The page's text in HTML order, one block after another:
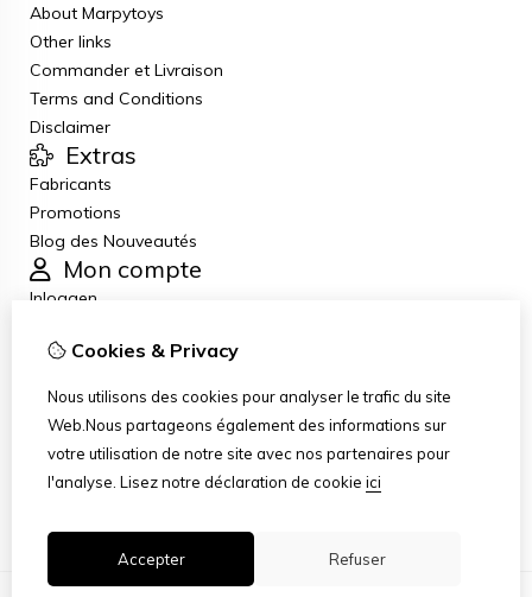
About Marpytoys
Other links
Commander et Livraison
Terms and Conditions
Disclaimer
Extras
Fabricants
Promotions
Blog des Nouveautés
Mon compte
Inloggen
Liste de souhaits
Service client
Nous contacter
Plan du site
Cookies & Privacy
Nous utilisons des cookies pour analyser le trafic du site
Web.Nous partageons également des informations sur
votre utilisation de notre site avec nos partenaires pour
l'analyse. Lisez notre déclaration de cookie ici
Accepter Refuser